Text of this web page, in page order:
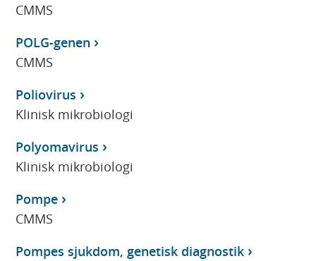
CMMS
POLG-genen
CMMS
Poliovirus
Klinisk mikrobiologi
Polyomavirus
Klinisk mikrobiologi
Pompe
CMMS
Pompes sjukdom, genetisk diagnostik